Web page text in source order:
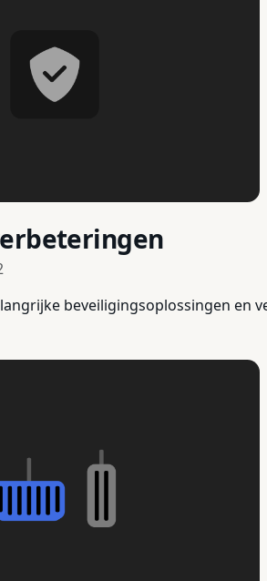
beveiligingsoplossingen en